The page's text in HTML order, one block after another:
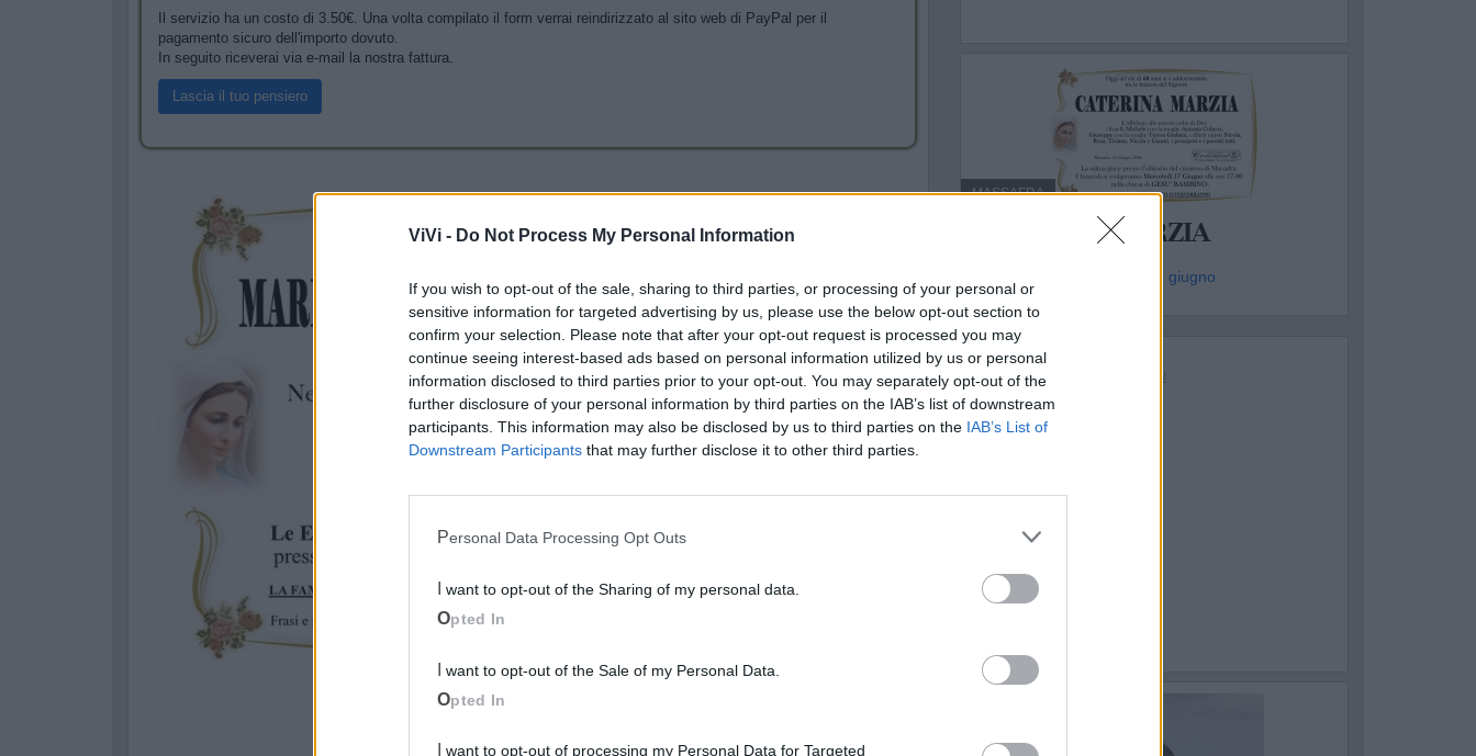
ViVi - Do Not Process My Personal Information
If you wish to opt-out of the sale, sharing to third parties, or processing of your personal or
sensitive information for targeted advertising by us, please use the below opt-out section to
confirm your selection. Please note that after your opt-out request is processed you may
continue seeing interest-based ads based on personal information utilized by us or personal
information disclosed to third parties prior to your opt-out. You may separately opt-out of the
further disclosure of your personal information by third parties on the IAB’s list of downstream
participants. This information may also be disclosed by us to third parties on the IAB’s List of
Downstream Participants that may further disclose it to other third parties.
Personal Data Processing Opt Outs
I want to opt-out of the Sharing of my personal data.
Opted In
I want to opt-out of the Sale of my Personal Data.
Opted In
Il servizio ha un costo di 3.50€. Una volta compilato il form verrai reindirizzato al sito web di PayPal per il
pagamento sicuro dell'importo dovuto.
In seguito riceverai via e-mail la nostra fattura.
Lascia il tuo pensiero
MASSAFRA
CATERINA MARZIA
Agenzia Coronese - mar 16 giugno